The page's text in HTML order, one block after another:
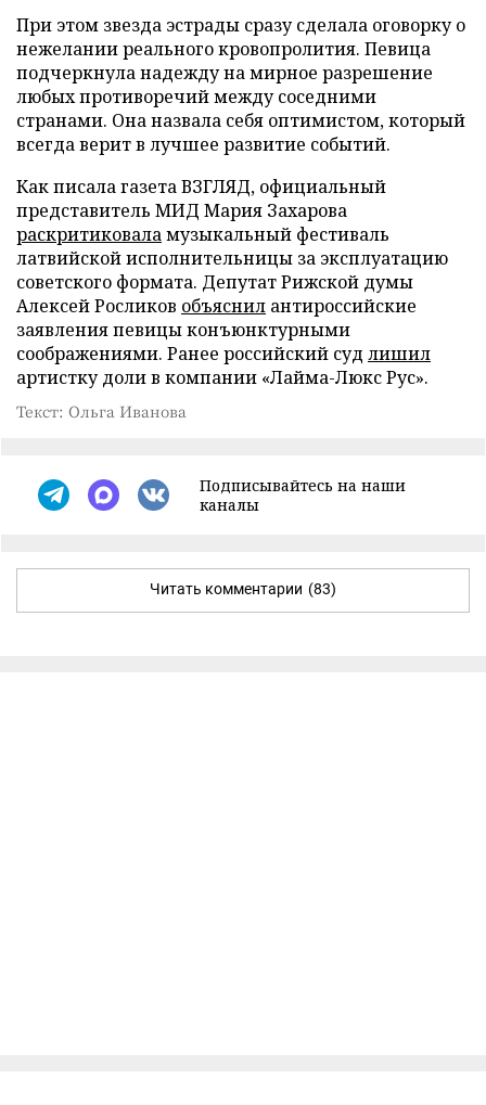
При этом звезда эстрады сразу сделала оговорку о
нежелании реального кровопролития. Певица
подчеркнула надежду на мирное разрешение
любых противоречий между соседними
странами. Она назвала себя оптимистом, который
всегда верит в лучшее развитие событий.
Как писала газета ВЗГЛЯД, официальный
представитель МИД Мария Захарова
раскритиковаламузыкальный фестиваль
латвийской исполнительницы за эксплуатацию
советского формата. Депутат Рижской думы
Алексей Росликов объяснил антироссийские
заявления певицы конъюнктурными
соображениями. Ранее российский суд лишил
артистку доли в компании «Лайма-Люкс Рус».
Текст: Ольга Иванова
Подписывайтесь на наши
каналы
Читать комментарии (83)